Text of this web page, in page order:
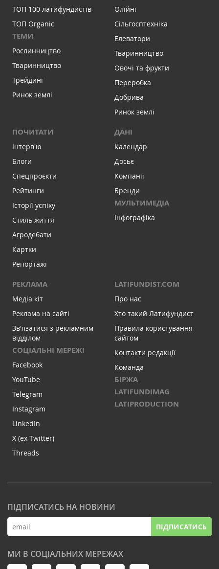
ТОП 100 латифундистів
ТОП Organic
ТЕМИ
Рослинництво
Тваринництво
Трейдинг
Ринок землі
Олійні
Сільгосптехніка
Елеватори
Тваринництво
Овочі та фрукти
Переробка
Добрива
Ринок землі
ПОЧИТАТИ
Інтервʼю
Блоги
Спецпроєкти
Рейтинги
Історії успіху
Стиль життя
Агродебати
Картки
Репортажі
ДАНІ
Календар
Досьє
Компанії
Бренди
МУЛЬТИМЕДІА
Інфографіка
РЕКЛАМА
Медіа кіт
Реклама на сайті
Зв'язатися з рекламним
відділом
СОЦІАЛЬНІ МЕРЕЖІ
Facebook
YouTube
Telegram
Instagram
LinkedIn
X (ex-Twitter)
Threads
LATIFUNDIST.COM
Про нас
Хто такий Латифундист
Правила користування
сайтом
Контакти редакції
Команда
БІРЖА
LATIFUNDIMAG
LATIPRODUCTION
ПІДПИСАТИСЬ НА НОВИНИ
ПІДПИСАТИСЬ
МИ В СОЦІАЛЬНИХ МЕРЕЖАХ